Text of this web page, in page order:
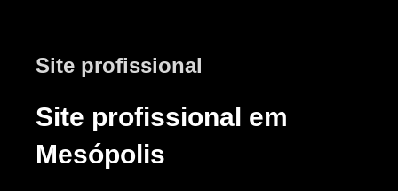
Site profissional
Site profissional em
Mesópolis